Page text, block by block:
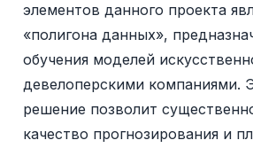
элементов данного проекта
«полигона данных»,
обучения моделей
девелоперскими компаниями.
решение позволит
качество прогнозирования и